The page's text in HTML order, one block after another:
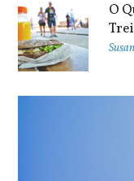
O